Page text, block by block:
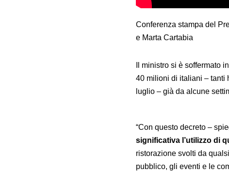
Conferenza stampa del
e Marta Cartabia
Il ministro si è soffermato
40 milioni di italiani – tanti
luglio – già da alcune
“Con questo decreto –
significativa l’utilizzo di
ristorazione svolti da
pubblico, gli eventi e le